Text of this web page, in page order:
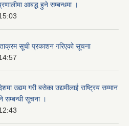
आबद्ध हुने सम्बन्धमा ।
सूची प्रकाशन गरिएको सूचना
उद्यम गरी बसेका उद्यमीलाई राष्ट्रिय सम्मान
सम्बन्धी सूचना ।